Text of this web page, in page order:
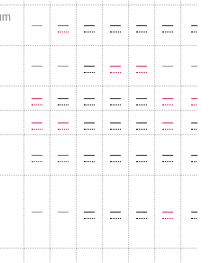
— — — — — — —
— — — — — — —
— — — — — —
—
— — — — — —
—
— — — — — — —
— — — — — — —